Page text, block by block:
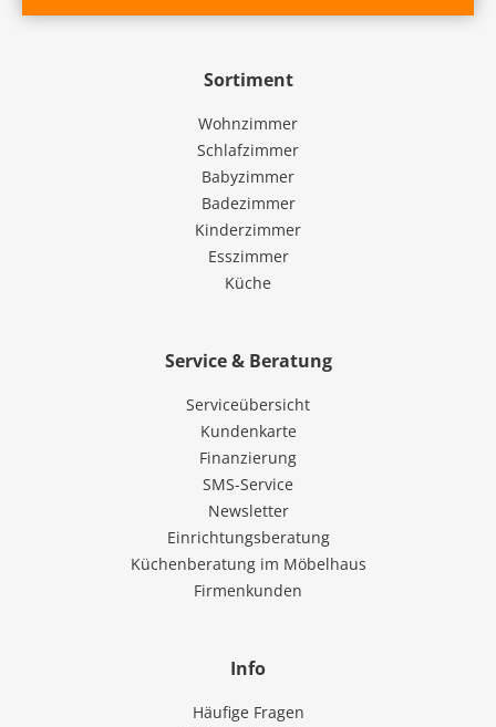
Sortiment
Wohnzimmer
Schlafzimmer
Babyzimmer
Badezimmer
Kinderzimmer
Esszimmer
Küche
Service & Beratung
Serviceübersicht
Kundenkarte
Finanzierung
SMS-Service
Newsletter
Einrichtungsberatung
Küchenberatung im Möbelhaus
Firmenkunden
Info
Häufige Fragen